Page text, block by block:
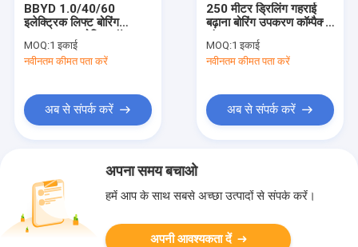
BBYD 1.0/40/60
इलेक्ट्रिक लिफ्ट बोरिंग
उपकरण हाइड्रोलिक बॉक्स
बोरिंग मशीन
MOQ:1 इकाई
नवीनतम कीमत पता करें
अब से संपर्क करें
250 मीटर ड्रिलिंग गहराई
बढ़ाना बोरिंग उपकरण कॉम्पैक्ट
संरचना AFY2500/200
MOQ:1 इकाई
नवीनतम कीमत पता करें
अब से संपर्क करें
अपना समय बचाओ
हमें आप के साथ सबसे अच्छा उत्पादों से संपर्क करें।
अपनी आवश्यकता दें